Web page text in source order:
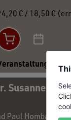
€ / 18,50 €
Susanne
Paul Hombach